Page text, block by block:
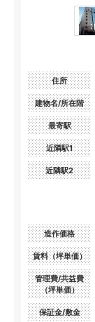
住所
建物名/所在階
最寄駅
近隣駅1
近隣駅2
造作価格
賃料（坪単価）
管理費/共益費
（坪単価）
保証金/敷金